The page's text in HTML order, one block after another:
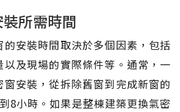
所需時間
的安裝時間取決於多個因素，包括
以及現場的實際條件等。通常，一
安裝，從拆除舊窗到完成新窗的
8小時。如果是整棟建築更換氣密